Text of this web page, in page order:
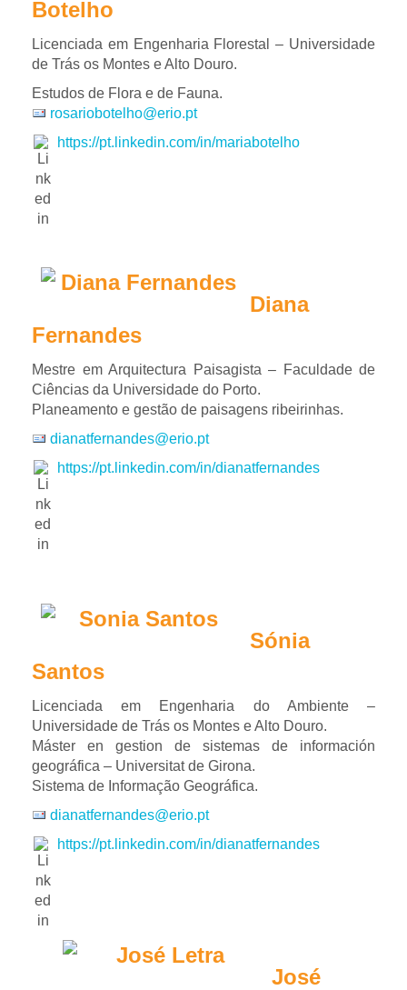
Botelho
Licenciada em Engenharia Florestal – Universidade
de Trás os Montes e Alto Douro.
Estudos de Flora e de Fauna.
rosariobotelho@erio.pt
https://pt.linkedin.com/in/mariabotelho
Diana
Fernandes
Mestre em Arquitectura Paisagista – Faculdade de
Ciências da Universidade do Porto.
Planeamento e gestão de paisagens ribeirinhas.
dianatfernandes@erio.pt
https://pt.linkedin.com/in/dianatfernandes
Sónia
Santos
Licenciada em Engenharia do Ambiente –
Universidade de Trás os Montes e Alto Douro.
Máster en gestion de sistemas de información
geográfica – Universitat de Girona.
Sistema de Informação Geográfica.
dianatfernandes@erio.pt
https://pt.linkedin.com/in/dianatfernandes
José